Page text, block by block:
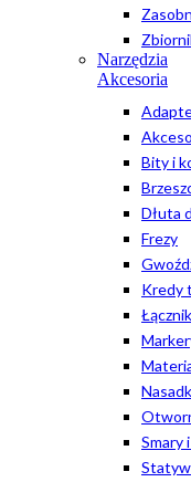
Narzędzia
Akcesoria
Bity i
Dłuta
Frezy
Kredy
Smary